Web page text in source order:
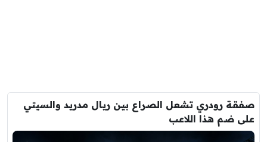
صفقة رودري تشعل الصراع بين ريال مدريد والسيتي
على ضم هذا اللاعب